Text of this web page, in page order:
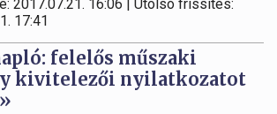
2017.07.21. 16:06 | Utolsó frissítés:
17:41
felelős műszaki
kivitelezői nyilatkozatot